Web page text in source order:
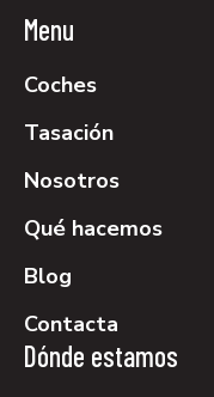
Menu
Coches
Tasación
Nosotros
Qué hacemos
Blog
Contacta
Dónde estamos